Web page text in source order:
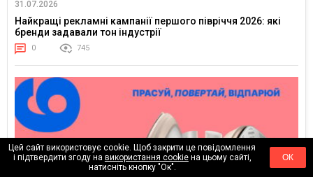
31.07.2026
Найкращі рекламні кампанії першого півріччя 2026: які
бренди задавали тон індустрії
0 745
Цей сайт використовує cookie. Щоб закрити це повідомлення
і підтвердити згоду на використання cookieна цьому сайті,
натисніть кнопку "Ок".
ОК